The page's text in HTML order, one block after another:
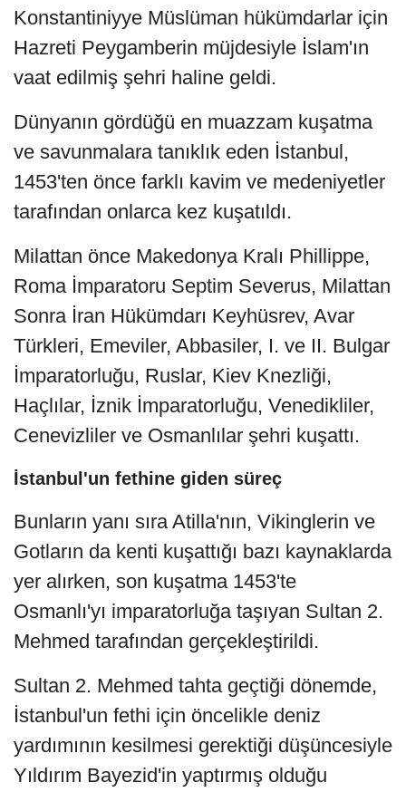
Konstantiniyye Müslüman hükümdarlar için
Hazreti Peygamberin müjdesiyle İslam'ın
vaat edilmiş şehri haline geldi.
Dünyanın gördüğü en muazzam kuşatma
ve savunmalara tanıklık eden İstanbul,
1453'ten önce farklı kavim ve medeniyetler
tarafından onlarca kez kuşatıldı.
Milattan önce Makedonya Kralı Phillippe,
Roma İmparatoru Septim Severus, Milattan
Sonra İran Hükümdarı Keyhüsrev, Avar
Türkleri, Emeviler, Abbasiler, I. ve II. Bulgar
İmparatorluğu, Ruslar, Kiev Knezliği,
Haçlılar, İznik İmparatorluğu, Venedikliler,
Cenevizliler ve Osmanlılar şehri kuşattı.
İstanbul'un fethine giden süreç
Bunların yanı sıra Atilla'nın, Vikinglerin ve
Gotların da kenti kuşattığı bazı kaynaklarda
yer alırken, son kuşatma 1453'te
Osmanlı'yı imparatorluğa taşıyan Sultan 2.
Mehmed tarafından gerçekleştirildi.
Sultan 2. Mehmed tahta geçtiği dönemde,
İstanbul'un fethi için öncelikle deniz
yardımının kesilmesi gerektiği düşüncesiyle
Yıldırım Bayezid'in yaptırmış olduğu